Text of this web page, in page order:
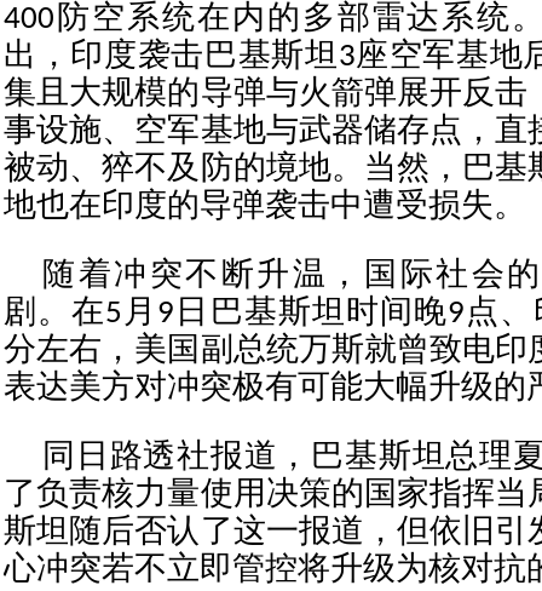
400防空系统在内的多部雷达系统
出，印度袭击巴基斯坦3座空军基地
集且大规模的导弹与火箭弹展开反击
事设施、空军基地与武器储存点，直
被动、猝不及防的境地。当然，巴基
地也在印度的导弹袭击中遭受损失。
随着冲突不断升温，国际社会
剧。在5月9日巴基斯坦时间晚9点
分左右，美国副总统万斯就曾致电印
表达美方对冲突极有可能大幅升级的
同日路透社报道，巴基斯坦总理
了负责核力量使用决策的国家指挥
斯坦随后否认了这一报道，但依旧引
心冲突若不立即管控将升级为核对抗